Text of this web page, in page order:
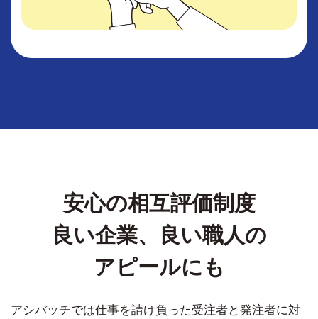
安心の相互評価制度
良い企業、良い職人の
アピールにも
アシバッチでは仕事を請け負った受注者と発注者に対